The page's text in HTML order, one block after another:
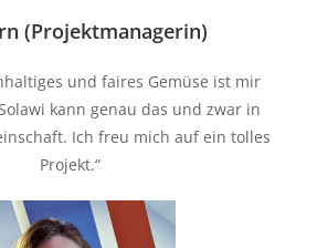
(Projektmanagerin)
und faires Gemüse ist mir
kann genau das und zwar in
Ich freu mich auf ein tolles
Projekt.“